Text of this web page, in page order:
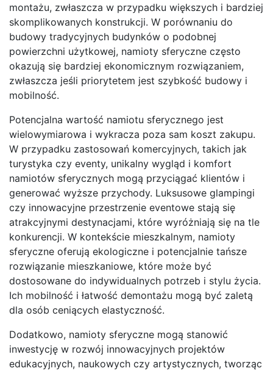
montażu, zwłaszcza w przypadku większych i bardziej
skomplikowanych konstrukcji. W porównaniu do
budowy tradycyjnych budynków o podobnej
powierzchni użytkowej, namioty sferyczne często
okazują się bardziej ekonomicznym rozwiązaniem,
zwłaszcza jeśli priorytetem jest szybkość budowy i
mobilność.
Potencjalna wartość namiotu sferycznego jest
wielowymiarowa i wykracza poza sam koszt zakupu.
W przypadku zastosowań komercyjnych, takich jak
turystyka czy eventy, unikalny wygląd i komfort
namiotów sferycznych mogą przyciągać klientów i
generować wyższe przychody. Luksusowe glampingi
czy innowacyjne przestrzenie eventowe stają się
atrakcyjnymi destynacjami, które wyróżniają się na tle
konkurencji. W kontekście mieszkalnym, namioty
sferyczne oferują ekologiczne i potencjalnie tańsze
rozwiązanie mieszkaniowe, które może być
dostosowane do indywidualnych potrzeb i stylu życia.
Ich mobilność i łatwość demontażu mogą być zaletą
dla osób ceniących elastyczność.
Dodatkowo, namioty sferyczne mogą stanowić
inwestycję w rozwój innowacyjnych projektów
edukacyjnych, naukowych czy artystycznych, tworząc